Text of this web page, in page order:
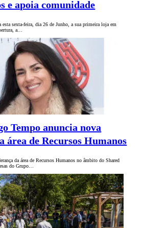
e apoia comunidade
sexta-feira, dia 26 de Junho, a sua primeira loja em
a…
Tempo anuncia nova
área de Recursos Humanos
da área de Recursos Humanos no âmbito do Shared
do Grupo…